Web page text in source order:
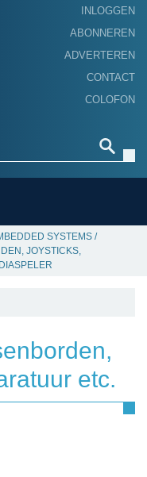
INLOGGEN
ABONNEREN
ADVERTEREN
CONTACT
COLOFON
SYSTEMS /
JOYSTICKS,
etc.